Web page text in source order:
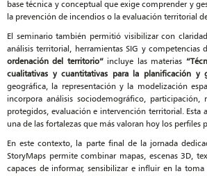
base técnica y conceptual que exige comprender y
la prevención de incendios o la evaluación territorial
El seminario también permitió visibilizar con
análisis territorial, herramientas SIG y competencias
ordenación del territorio”incluye las materias
cualitativas y cuantitativas para la planificación y
geográfica, la representación y la modelización
incorpora análisis sociodemográfico,
protegidos, evaluación e intervención territorial.
una de las fortalezas que más valoran hoy los
En este contexto, la parte final de la jornada
StoryMaps permite combinar mapas, escenas 3D,
capaces de informar, sensibilizar e influir en la